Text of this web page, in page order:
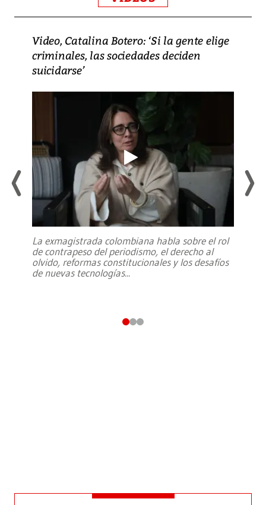
Video, Catalina Botero: ‘Si la gente elige
criminales, las sociedades deciden
suicidarse’
La exmagistrada colombiana habla sobre el rol
de contrapeso del periodismo, el derecho al
olvido, reformas constitucionales y los desafíos
de nuevas tecnologías...